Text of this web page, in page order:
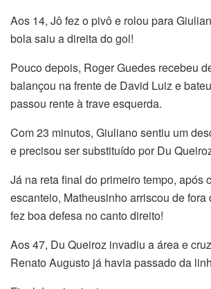
Aos 14, Jô fez o pivô e rolou para
bola saiu a direita do gol!
Pouco depois, Roger Guedes recebeu
balançou na frente de David Luiz e
passou rente à trave esquerda.
Com 23 minutos, Giuliano sentiu um
e precisou ser substituído por Du
Já na reta final do primeiro tempo, após
escanteio, Matheusinho arriscou de fora
fez boa defesa no canto direito!
Aos 47, Du Queiroz invadiu a área e
Renato Augusto já havia passado da